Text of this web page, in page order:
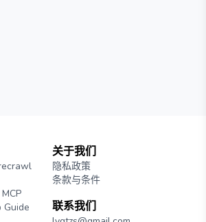
关于我们
隐私政策
条款与条件
联系我们